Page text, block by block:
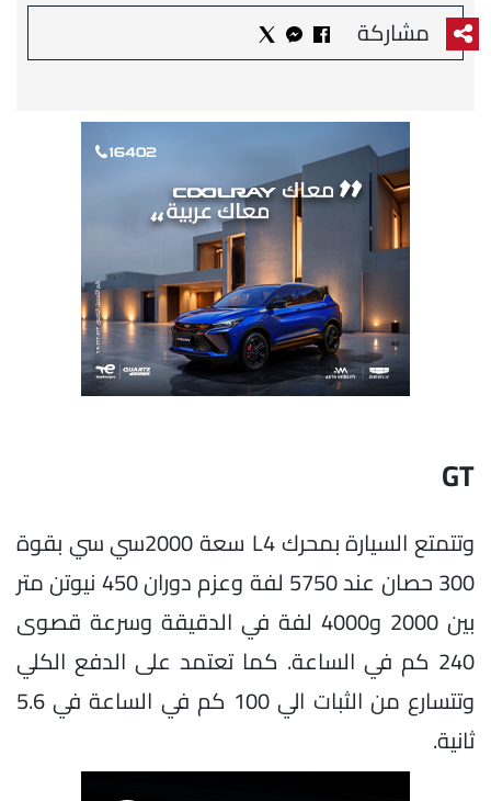
مشاركة
GT
وتتمتع السيارة بمحرك L4 سعة 2000سي سي بقوة
300 حصان عند 5750 لفة وعزم دوران 450 نيوتن متر
بين 2000 و4000 لفة في الدقيقة وسرعة قصوى
240 كم في الساعة. كما تعتمد على الدفع الكلي
وتتسارع من الثبات الي 100 كم في الساعة في 5.6
ثانية.